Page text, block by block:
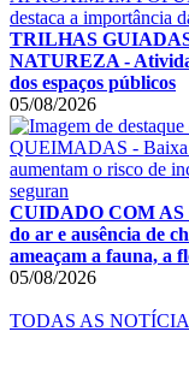
TRILHAS
NATUREZA -
dos espaços públicos
05/08/2026
CUIDADO COM AS
do ar e ausência de
ameaçam a fauna, a
05/08/2026
TODAS AS